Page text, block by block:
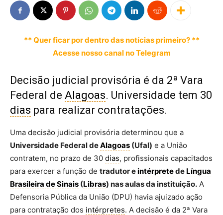
** Quer ficar por dentro das notícias primeiro? **
Acesse nosso canal no Telegram
Decisão judicial provisória é da 2ª Vara
Federal de Alagoas. Universidade tem 30
dias para realizar contratações.
Uma decisão judicial provisória determinou que a
Universidade Federal deAlagoas (Ufal) e a União
contratem, no prazo de 30 dias, profissionais capacitados
para exercer a função de tradutor eintérpretede Língua
Brasileira de Sinais (Libras) nas aulas da instituição. A
Defensoria Pública da União (DPU) havia ajuizado ação
para contratação dos intérpretes. A decisão é da 2ª Vara